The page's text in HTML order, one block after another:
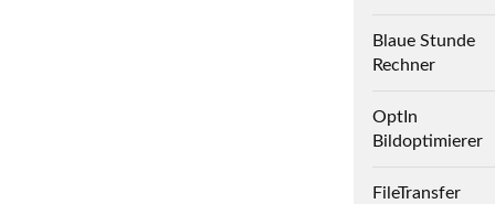
Blaue Stunde
Rechner
OptIn
Bildoptimierer
FileTransfer